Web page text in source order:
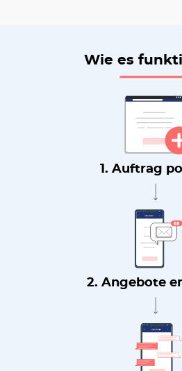
Wie es
1. Auftrag
2. Angebote